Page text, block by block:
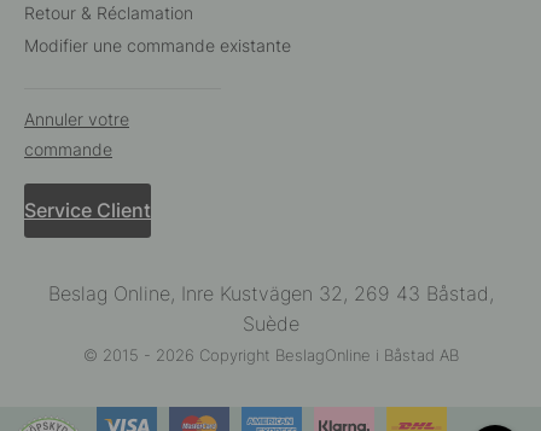
Retour & Réclamation
Modifier une commande existante
Annuler votre
commande
Service Client
Beslag Online, Inre Kustvägen 32, 269 43 Båstad,
Suède
© 2015 - 2026 Copyright BeslagOnline i Båstad AB